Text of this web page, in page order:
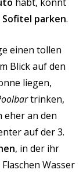
parken.
einen tollen
Blick auf den
liegen,
trinken,
eher an den
auf der 3.
, in der ihr
Wasser